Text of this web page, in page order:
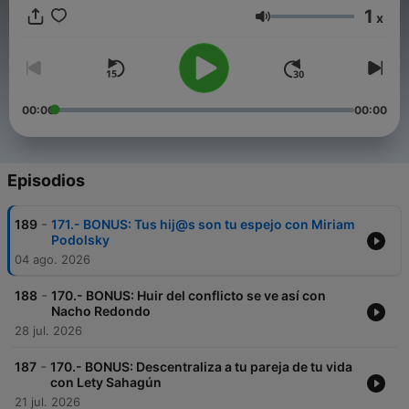
que se desprende de la plataforma de bienestar La Magia del
Volumen 1 x
00:00 00:00
Episodios
189 - 171.- BONUS: Tus hij@s son tu espejo con Miriam
Podolsky
04 ago. 2026
188 - 170.- BONUS: Huir del conflicto se ve así con
Nacho Redondo
28 jul. 2026
187 - 170.- BONUS: Descentraliza a tu pareja de tu vida
con Lety Sahagún
21 jul. 2026